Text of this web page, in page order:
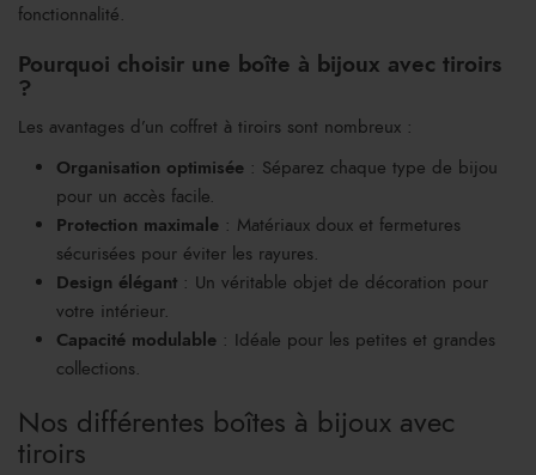
fonctionnalité.
Pourquoi choisir une boîte à bijoux avec tiroirs
?
Les avantages d’un coffret à tiroirs sont nombreux :
Organisation optimisée : Séparez chaque type de bijou
pour un accès facile.
Protection maximale : Matériaux doux et fermetures
sécurisées pour éviter les rayures.
Design élégant : Un véritable objet de décoration pour
votre intérieur.
Capacité modulable : Idéale pour les petites et grandes
collections.
Nos différentes boîtes à bijoux avec
tiroirs